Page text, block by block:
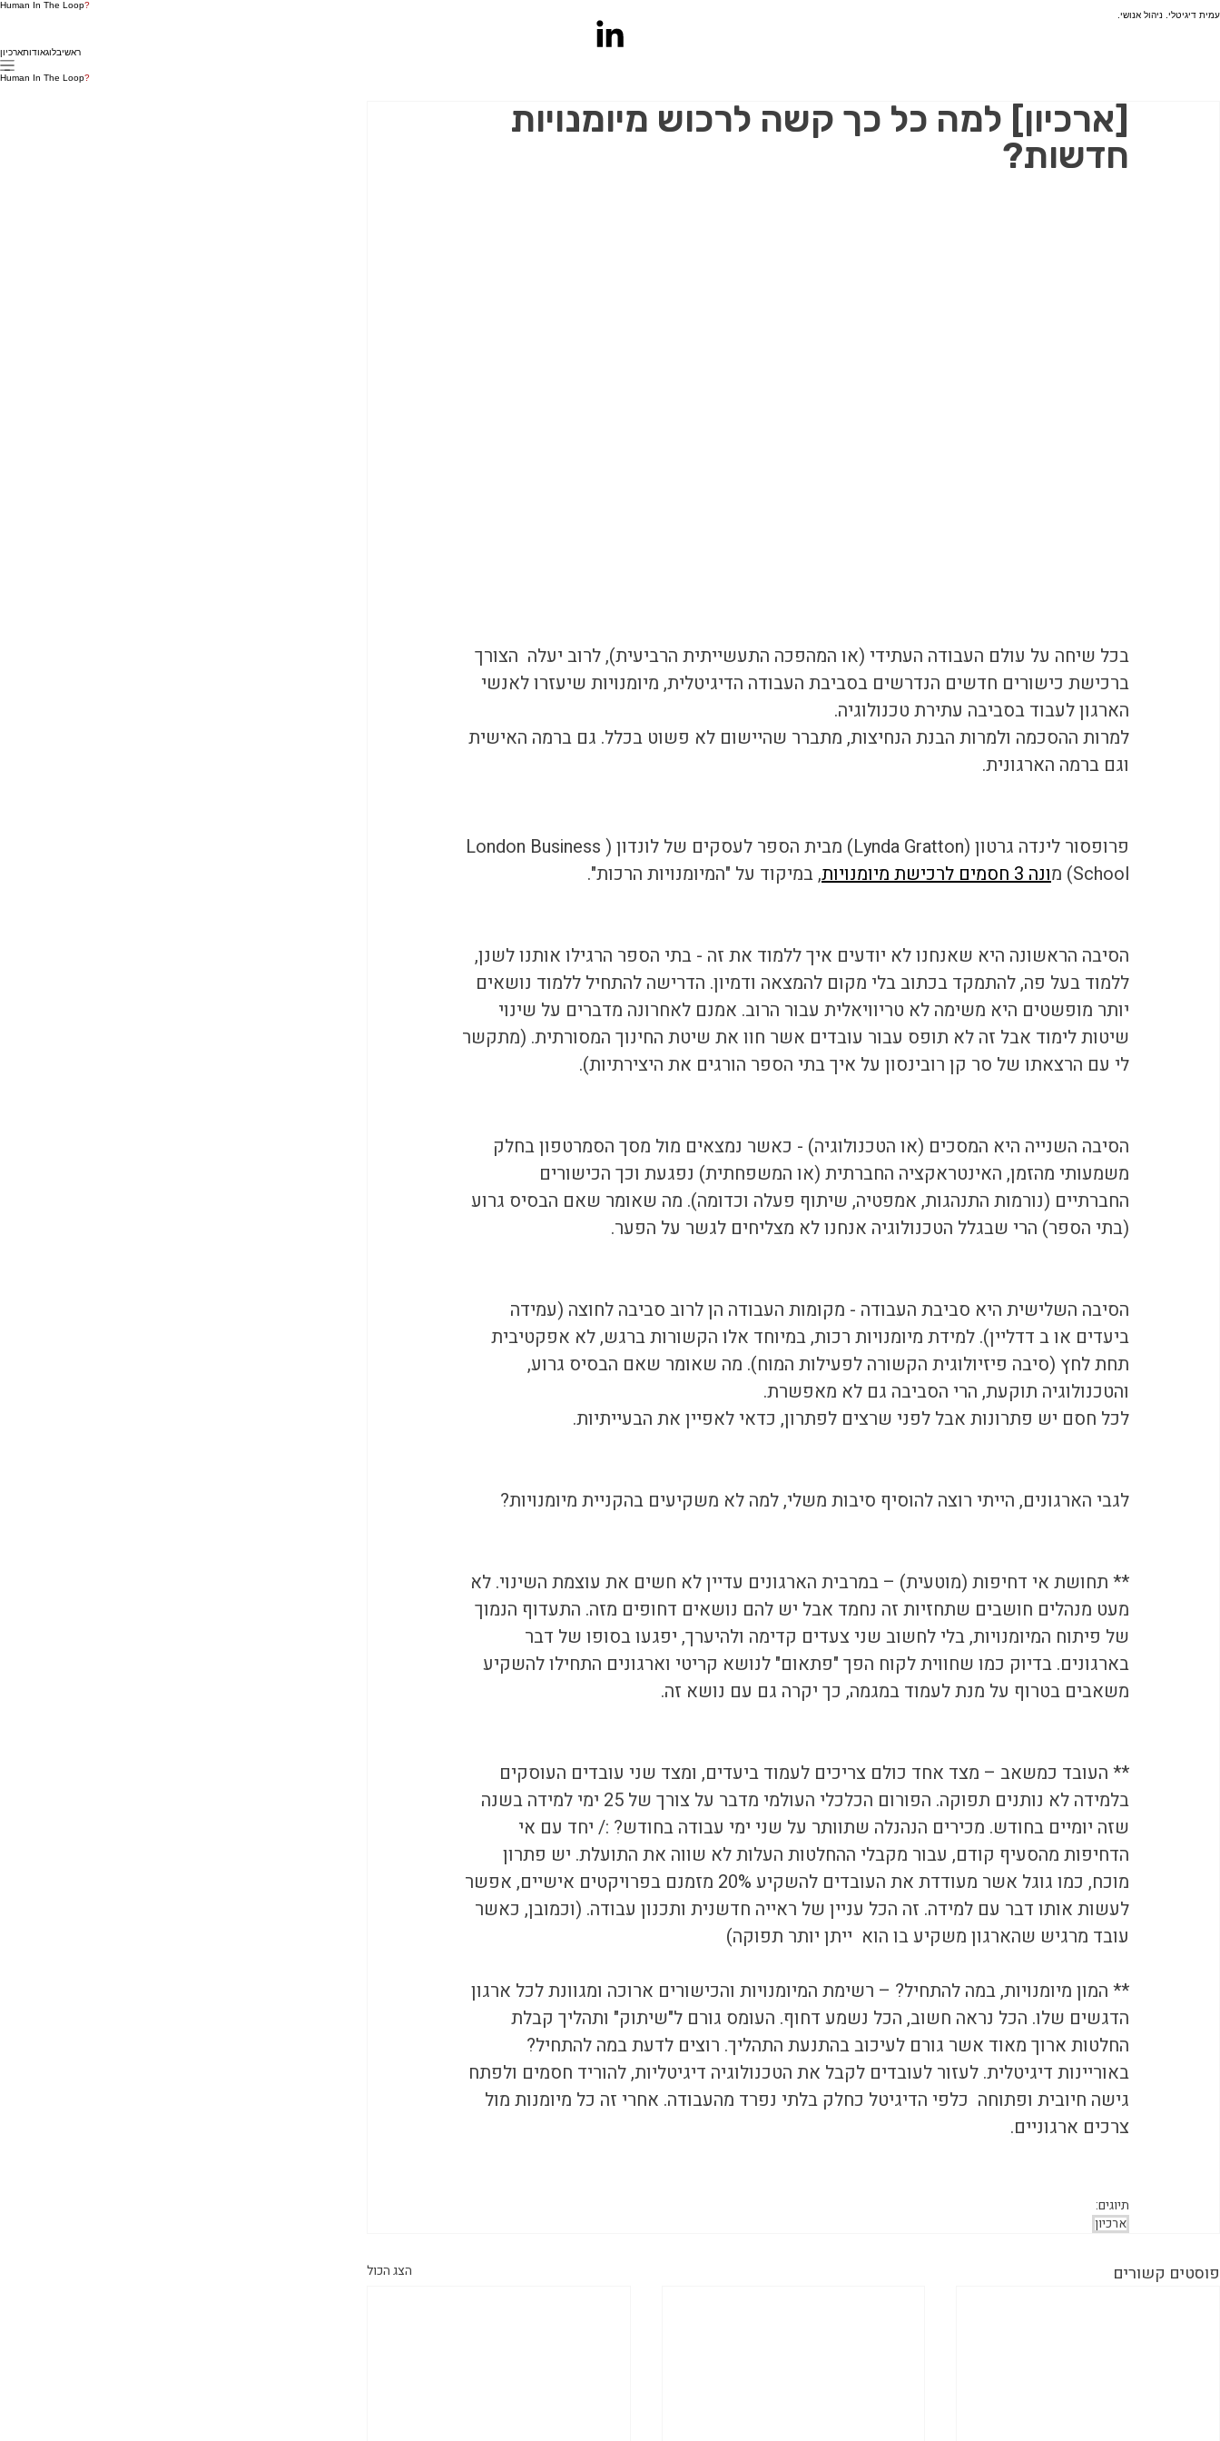
Human In The Loop?
עמית דיגיטלי. ניהול אנושי.
ארכיוןאודותבלוגראשי
Human In The Loop?
[ארכיון] למה כל כך קשה לרכוש מיומנויות
חדשות?
בכל שיחה על עולם העבודה העתידי (או המהפכה התעשייתית הרביעית), לרוב יעלה  הצורך
ברכישת כישורים חדשים הנדרשים בסביבת העבודה הדיגיטלית, מיומנויות שיעזרו לאנשי
הארגון לעבוד בסביבה עתירת טכנולוגיה.
למרות ההסכמה ולמרות הבנת הנחיצות, מתברר שהיישום לא פשוט בכלל. גם ברמה האישית
וגם ברמה הארגונית.
פרופסור לינדה גרטון (Lynda Gratton) מבית הספר לעסקים של לונדון (London Business
School) מ
ונה 3 חסמים לרכישת מיומנויות , במיקוד על "המיומנויות הרכות".
הסיבה הראשונה היא שאנחנו לא יודעים איך ללמוד את זה - בתי הספר הרגילו אותנו לשנן,
ללמוד בעל פה, להתמקד בכתוב בלי מקום להמצאה ודמיון. הדרישה להתחיל ללמוד נושאים
יותר מופשטים היא משימה לא טריוויאלית עבור הרוב. אמנם לאחרונה מדברים על שינוי
שיטות לימוד אבל זה לא תופס עבור עובדים אשר חוו את שיטת החינוך המסורתית. (מתקשר
לי עם הרצאתו של סר קן רובינסון על איך בתי הספר הורגים את היצירתיות).
הסיבה השנייה היא המסכים (או הטכנולוגיה) - כאשר נמצאים מול מסך הסמרטפון בחלק
משמעותי מהזמן, האינטראקציה החברתית (או המשפחתית) נפגעת וכך הכישורים
החברתיים (נורמות התנהגות, אמפטיה, שיתוף פעלה וכדומה). מה שאומר שאם הבסיס גרוע
(בתי הספר) הרי שבגלל הטכנולוגיה אנחנו לא מצליחים לגשר על הפער.
הסיבה השלישית היא סביבת העבודה - מקומות העבודה הן לרוב סביבה לחוצה (עמידה
ביעדים או ב דדליין). למידת מיומנויות רכות, במיוחד אלו הקשורות ברגש, לא אפקטיבית
תחת לחץ (סיבה פיזיולוגית הקשורה לפעילות המוח). מה שאומר שאם הבסיס גרוע,
והטכנולוגיה תוקעת, הרי הסביבה גם לא מאפשרת.
לכל חסם יש פתרונות אבל לפני שרצים לפתרון, כדאי לאפיין את הבעייתיות.
לגבי הארגונים, הייתי רוצה להוסיף סיבות משלי, למה לא משקיעים בהקניית מיומנויות?
** תחושת אי דחיפות (מוטעית) – במרבית הארגונים עדיין לא חשים את עוצמת השינוי. לא
מעט מנהלים חושבים שתחזיות זה נחמד אבל יש להם נושאים דחופים מזה. התעדוף הנמוך
של פיתוח המיומנויות, בלי לחשוב שני צעדים קדימה ולהיערך, יפגעו בסופו של דבר
בארגונים. בדיוק כמו שחווית לקוח הפך "פתאום" לנושא קריטי וארגונים התחילו להשקיע
משאבים בטרוף על מנת לעמוד במגמה, כך יקרה גם עם נושא זה.
** העובד כמשאב – מצד אחד כולם צריכים לעמוד ביעדים, ומצד שני עובדים העוסקים
בלמידה לא נותנים תפוקה. הפורום הכלכלי העולמי מדבר על צורך של 25 ימי למידה בשנה
שזה יומיים בחודש. מכירים הנהנלה שתוותר על שני ימי עבודה בחודש? :/ יחד עם אי
הדחיפות מהסעיף קודם, עבור מקבלי ההחלטות העלות לא שווה את התועלת. יש פתרון
מוכח, כמו גוגל אשר מעודדת את העובדים להשקיע 20% מזמנם בפרויקטים אישיים, אפשר
לעשות אותו דבר עם למידה. זה הכל עניין של ראייה חדשנית ותכנון עבודה. (וכמובן, כאשר
עובד מרגיש שהארגון משקיע בו הוא  ייתן יותר תפוקה)
** המון מיומנויות, במה להתחיל? – רשימת המיומנויות והכישורים ארוכה ומגוונת לכל ארגון
הדגשים שלו. הכל נראה חשוב, הכל נשמע דחוף. העומס גורם ל"שיתוק" ותהליך קבלת
החלטות ארוך מאוד אשר גורם לעיכוב בהתנעת התהליך. רוצים לדעת במה להתחיל?
באוריינות דיגיטלית. לעזור לעובדים לקבל את הטכנולוגיה דיגיטליות, להוריד חסמים ולפתח
גישה חיובית ופתוחה  כלפי הדיגיטל כחלק בלתי נפרד מהעבודה. אחרי זה כל מיומנות מול
צרכים ארגוניים.
תיוגים:
ארכיון
פוסטים קשורים הצג הכול